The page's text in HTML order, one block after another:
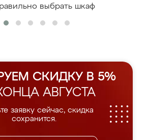
выбрать шкаф
СКИДКУ В 5%
АВГУСТА
заявку сейчас, скидка
сохранится.